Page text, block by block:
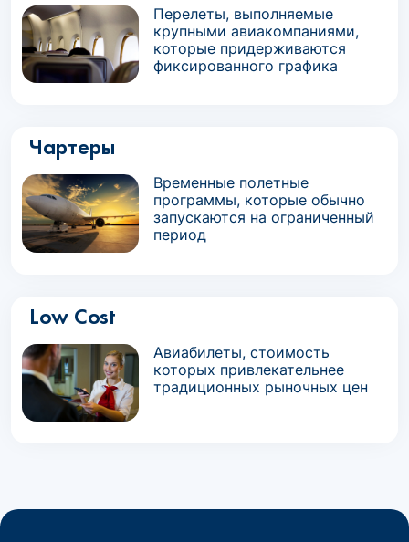
Перелеты, выполняемые
крупными авиакомпаниями,
которые придерживаются
фиксированного графика
Чартеры
Временные полетные
программы, которые обычно
запускаются на ограниченный
период
Low Cost
Авиабилеты, стоимость
которых привлекательнее
традиционных рыночных цен